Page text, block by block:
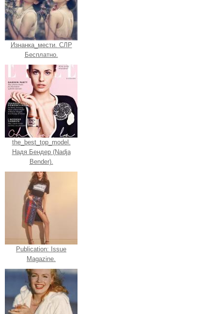
Изнанка_мести. СЛР
Бесплатно.
the_best_top_model.
Надя Бендер (Nadja
Bender).
Publication: Issue
Magazine.